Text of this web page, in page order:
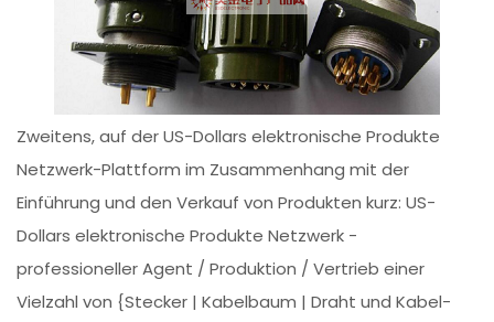
Zweitens, auf der US-Dollars elektronische Produkte
Netzwerk-Plattform im Zusammenhang mit der
Einführung und den Verkauf von Produkten kurz: US-
Dollars elektronische Produkte Netzwerk -
professioneller Agent / Produktion / Vertrieb einer
Vielzahl von {Stecker | Kabelbaum | Draht und Kabel-